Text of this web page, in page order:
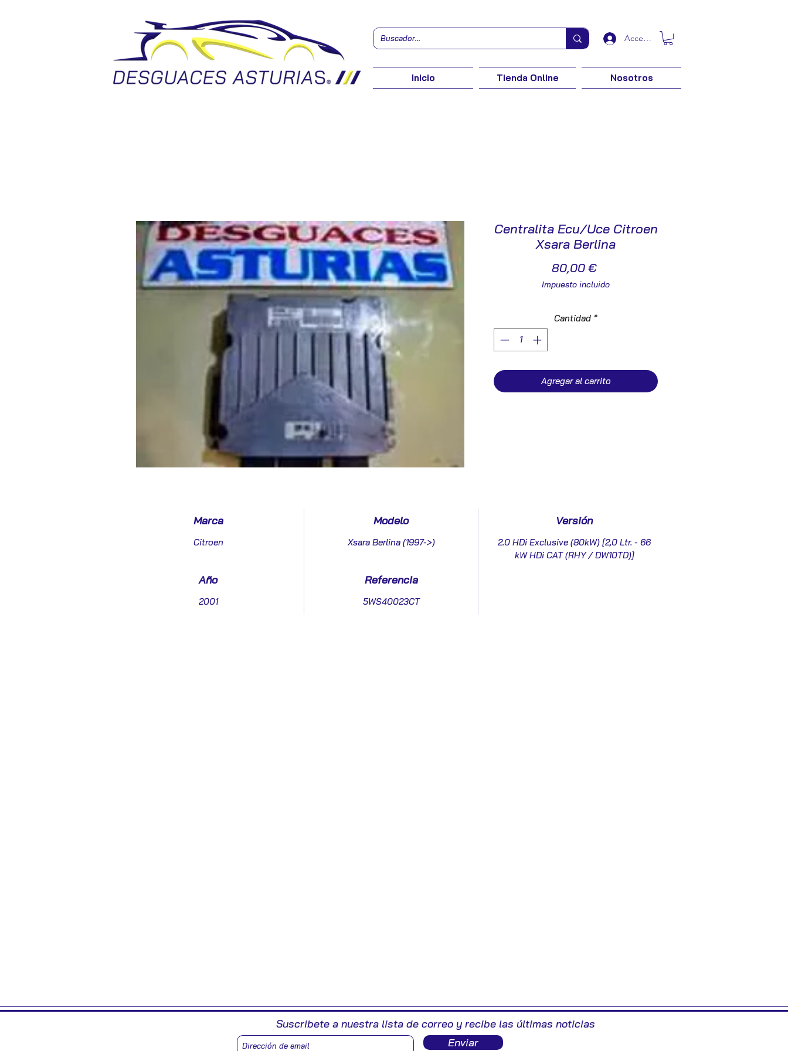
Acceder
Inicio Tienda Online Nosotros
Centralita Ecu/Uce Citroen
Xsara Berlina
80,00 €Precio
Impuesto incluido
Cantidad *
Agregar al carrito
Marca
Citroen
Modelo
Xsara Berlina (1997->)
Versión
2.0 HDi Exclusive (80kW) [2,0 Ltr. - 66
kW HDi CAT (RHY / DW10TD)]
Año
2001
Referencia
5WS40023CT
Suscribete a nuestra lista de correo y recibe las últimas noticias
Enviar